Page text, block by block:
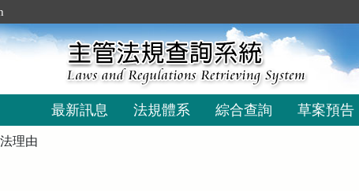
最新訊息 法規體系 綜合查詢 草案預告
理由